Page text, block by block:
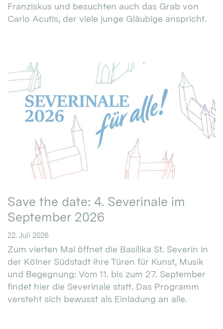
Franziskus und besuchten auch das Grab von
Carlo Acutis, der viele junge Gläubige anspricht.
Save the date: 4. Severinale im
September 2026
22. Juli 2026
Zum vierten Mal öffnet die Basilika St. Severin in
der Kölner Südstadt ihre Türen für Kunst, Musik
und Begegnung: Vom 11. bis zum 27. September
findet hier die Severinale statt. Das Programm
versteht sich bewusst als Einladung an alle.